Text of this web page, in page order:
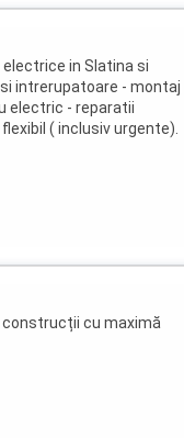
in Slatina si
intrerupatoare - montaj
electric - reparatii
( inclusiv urgente).
construcții cu maximă